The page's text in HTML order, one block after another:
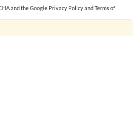
and the Google Privacy PolicyandTerms of